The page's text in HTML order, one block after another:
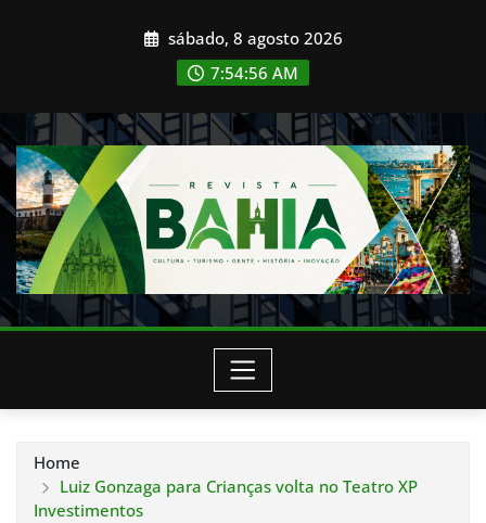
sábado, 8 agosto 2026
7:54:57 AM
Home
Luiz Gonzaga para Crianças volta no Teatro XP
Investimentos